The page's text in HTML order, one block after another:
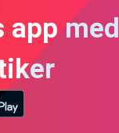
app med